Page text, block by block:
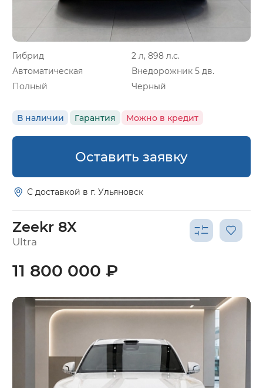
Гибрид
2 л, 898 л.с.
Автоматическая
Внедорожник 5 дв.
Полный
Черный
В наличии Гарантия Можно в кредит
Оставить заявку
С доставкой в г. Ульяновск
Zeekr 8X
Ultra
11 800 000 ₽